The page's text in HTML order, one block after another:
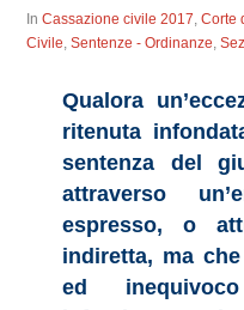
InCassazione civile 2017,Corte
Civile,Sentenze - Ordinanze,
Qualora
ritenuta
sentenza del
attraverso
espresso, o
indiretta, ma
ed